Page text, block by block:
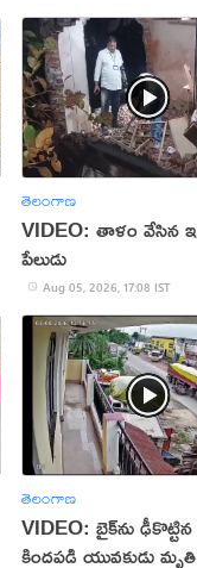
తెలంగాణ
VIDEO: తాళం వేసిన
పేలుడు
Aug 05, 2026, 17:08 IST
తెలంగాణ
VIDEO: బైక్‌ను
కిందపడి యువకుడు